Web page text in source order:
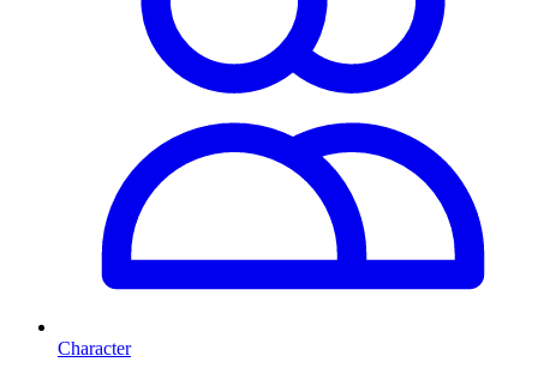
Character